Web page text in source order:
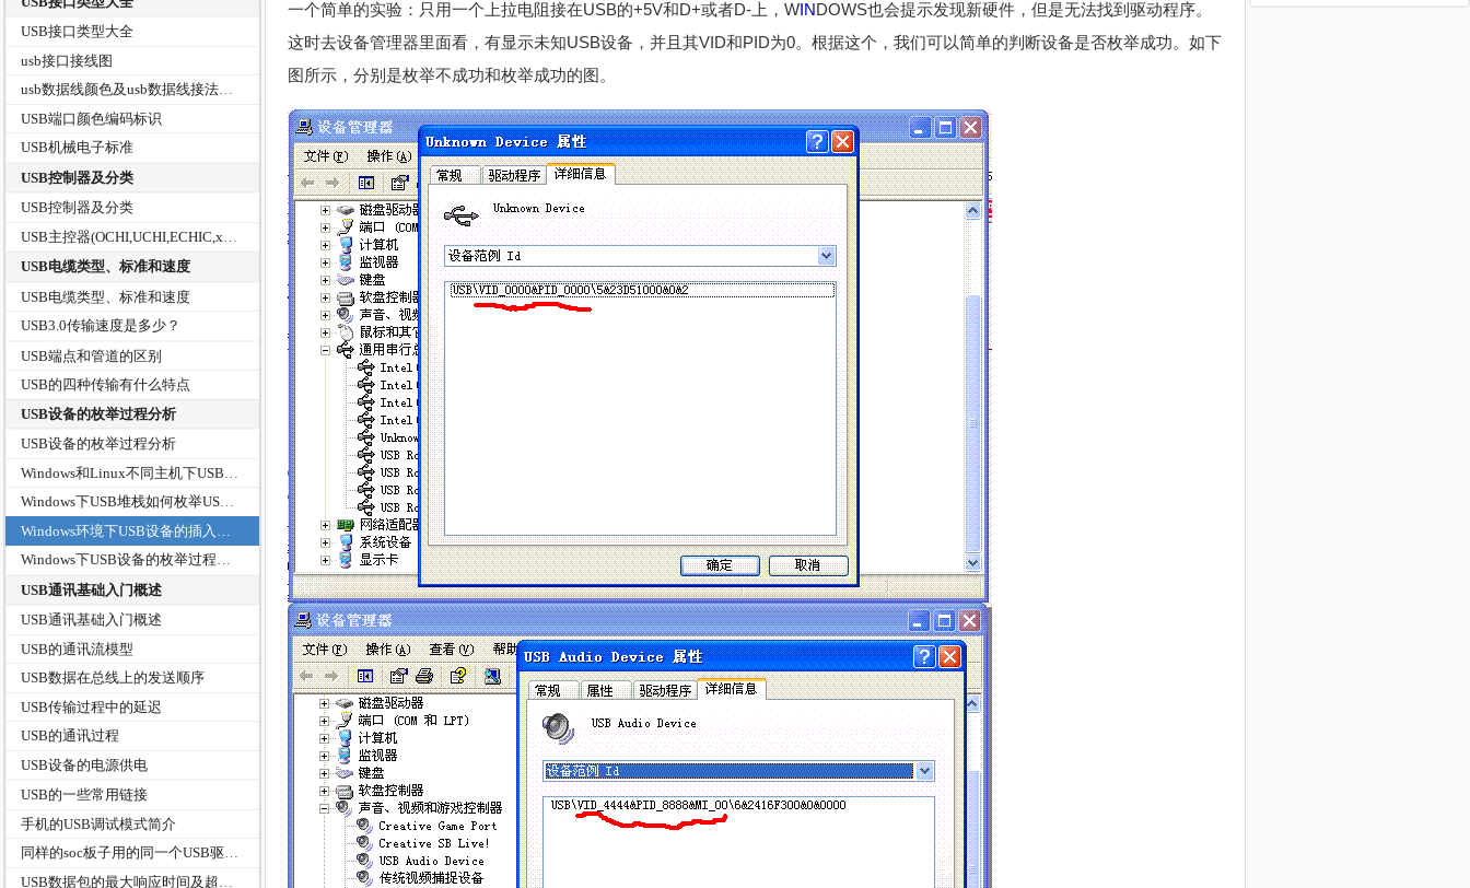
USB接口类型大全
usb接口接线图
usb数据线颜色及usb数据线接法图解和USB接口引脚接线定义
USB端口颜色编码标识
USB机械电子标准
USB控制器及分类
USB控制器及分类
USB电缆类型、标准和速度
USB电缆类型、标准和速度
USB3.0传输速度是多少？
USB端点和管道的区别
USB的四种传输有什么特点
USB设备的枚举过程分析
USB设备的枚举过程分析
Windows下USB堆栈如何枚举USB设备
Windows下USB设备的枚举过程分析
USB通讯基础入门概述
USB通讯基础入门概述
USB的通讯流模型
USB数据在总线上的发送顺序
USB传输过程中的延迟
USB的通讯过程
USB设备的电源供电
USB的一些常用链接
手机的USB调试模式简介
同样的soc板子用的同一个USB驱动设备名称，厂商和产品ID都一样，使用什么方法来区别？
一个简单的实验：只用一个上拉电阻接在USB的+5V和D+或者D-上，WINDOWS也会提示发现新硬件，但是无法找到驱动程序。
这时去设备管理器里面看，有显示未知USB设备，并且其VID和PID为0。根据这个，我们可以简单的判断设备是否枚举成功。如下
图所示，分别是枚举不成功和枚举成功的图。